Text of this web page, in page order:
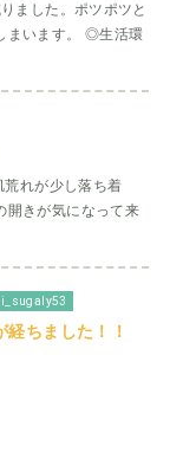
ました。ポツポツと
まいます。 ◎生活環
れが少し落ち着
開きが気になって来
ちました！！